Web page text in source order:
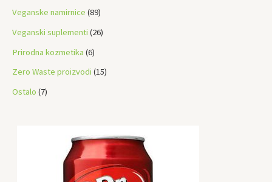
Veganske namirnice 89
Veganski suplementi 26
Prirodna kozmetika 6
Zero Waste proizvodi 15
Ostalo 7